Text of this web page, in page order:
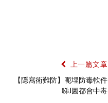
上一篇文章
【隱寫術難防】呃埋防毒軟件
睇J圖都會中毒